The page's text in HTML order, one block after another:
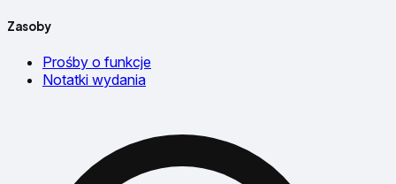
Zasoby
Prośby o funkcje
Notatki wydania